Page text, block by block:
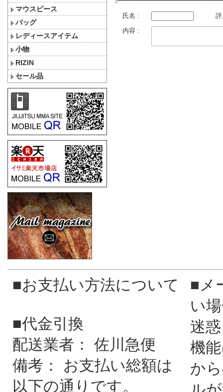
マウスピース
バッグ
レディースアイテム
小物
RIZIN
セール品
氏名 :
内容 :
■お支払い方法について
■代金引換
配送業者： 佐川急便
備考： お支払い総額は
以下の通りです。
■メ
い
迷
機
か